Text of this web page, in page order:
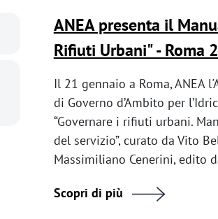
ANEA presenta il
Rifiuti Urbani" - Roma
Il 21 gennaio a Roma, ANEA
di Governo d’Ambito per
“Governare i rifiuti urbani.
del servizio”, curato da Vito
Massimiliano Cenerini, edito
Scopri di più